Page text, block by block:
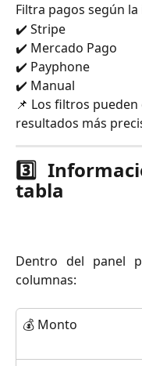
Filtra pagos según
✔️ Stripe
✔️ Mercado Pago
✔️ Payphone
✔️ Manual
📌 Los filtros
resultados más
3️⃣
tabla
Dentro del panel
columnas:
💰 Monto